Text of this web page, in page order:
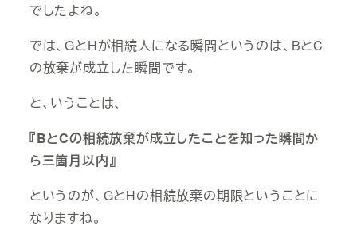
でしたよね。
では、GとHが相続人になる瞬間というのは、BとC
の放棄が成立した瞬間です。
と、いうことは、
『BとCの相続放棄が成立したことを知った瞬間か
ら三箇月以内』
というのが、GとHの相続放棄の期限ということに
なりますね。